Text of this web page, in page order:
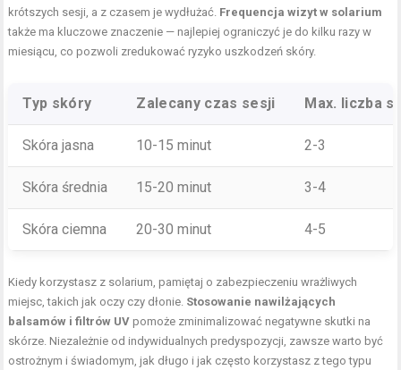
krótszych sesji, a z czasem je wydłużać. Frequencja wizyt w solarium
także ma kluczowe znaczenie — najlepiej ograniczyć je do kilku razy w
miesiącu, co pozwoli zredukować ryzyko uszkodzeń skóry.
Typ skóry Zalecany czas sesji Max. liczba
Skóra jasna 10-15 minut 2-3
Skóra średnia 15-20 minut 3-4
Skóra ciemna 20-30 minut 4-5
Kiedy korzystasz z solarium, pamiętaj o zabezpieczeniu wrażliwych
miejsc, takich jak oczy czy dłonie. Stosowanie nawilżających
balsamów i filtrów UV pomoże zminimalizować negatywne skutki na
skórze. Niezależnie od indywidualnych predyspozycji, zawsze warto być
ostrożnym i świadomym, jak długo i jak często korzystasz z tego typu